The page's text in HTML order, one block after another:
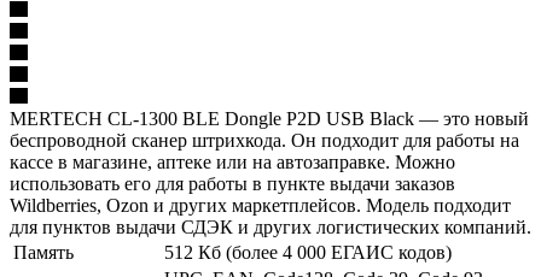
MERTECH CL-1300 BLE Dongle P2D USB Black — это новый
беспроводной сканер штрихкода. Он подходит для работы на
кассе в магазине, аптеке или на автозаправке. Можно
использовать его для работы в пункте выдачи заказов
Wildberries, Ozon и других маркетплейсов. Модель подходит
для пунктов выдачи СДЭК и других логистических компаний.
Память
512 Кб (более 4 000 ЕГАИС кодов)